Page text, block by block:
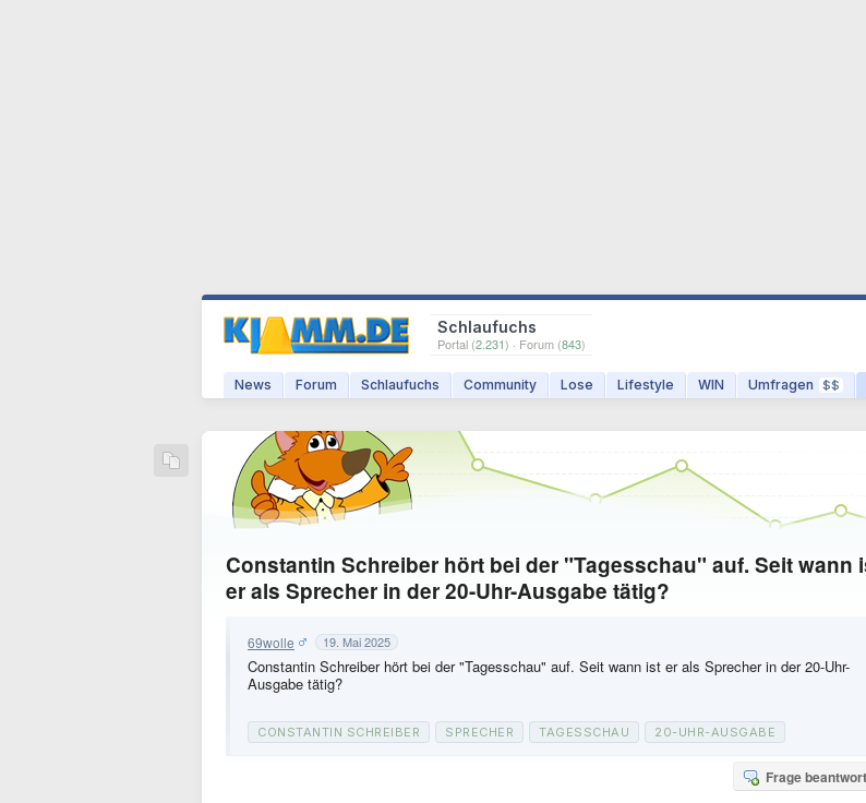
Schlaufuchs
Portal (2.231) · Forum (843)
News Forum Schlaufuchs Community Lose Lifestyle WIN Umfragen $$
Constantin Schreiber hört bei der "Tagesschau" auf. Seit wann
er als Sprecher in der 20-Uhr-Ausgabe tätig?
69wolle 19. Mai 2025
Constantin Schreiber hört bei der "Tagesschau" auf. Seit wann ist er als Sprecher in der 20-Uhr-
Ausgabe tätig?
CONSTANTIN SCHREIBER SPRECHER TAGESSCHAU 20-UHR-AUSGABE
Frage